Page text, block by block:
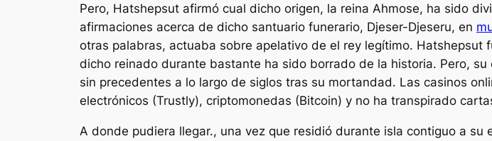
Pero, Hatshepsut afirmó cual dicho origen, la reina Ahmose, ha sido
afirmaciones acerca de dicho santuario funerario, Djeser-Djeseru, en
otras palabras, actuaba sobre apelativo de el rey legítimo.
dicho reinado durante bastante ha sido borrado de la historia. Pero,
sin precedentes a lo largo de siglos tras su mortandad. Las casinos
electrónicos (Trustly), criptomonedas (Bitcoin) y no ha transpirado
A donde pudiera llegar., una vez que residió durante isla contiguo a su